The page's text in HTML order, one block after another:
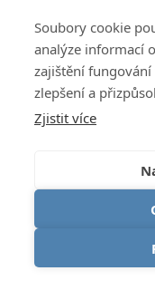
Soubory cookie
analýze informací
zajištění
zlepšení a
Zjistit více